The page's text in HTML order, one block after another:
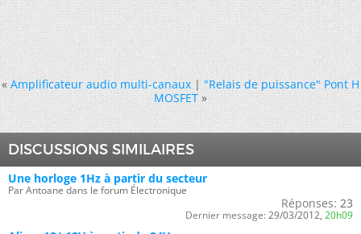
« Amplificateur audio multi-canaux|"Relais de puissance" Pont H
MOSFET »
DISCUSSIONS SIMILAIRES
Une horloge 1Hz à partir du secteur
Par Antoane dans le forum Électronique
Réponses: 23
Dernier message: 29/03/2012, 20h09